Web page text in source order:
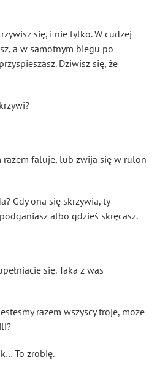
się, i nie tylko. W cudzej
a w samotnym biegu po
Dziwisz się, że
faluje, lub zwija się w rulon
Gdy ona się skrzywia, ty
albo gdzieś skręcasz.
się. Taka z was
razem wszyscy troje, może
To zrobię.